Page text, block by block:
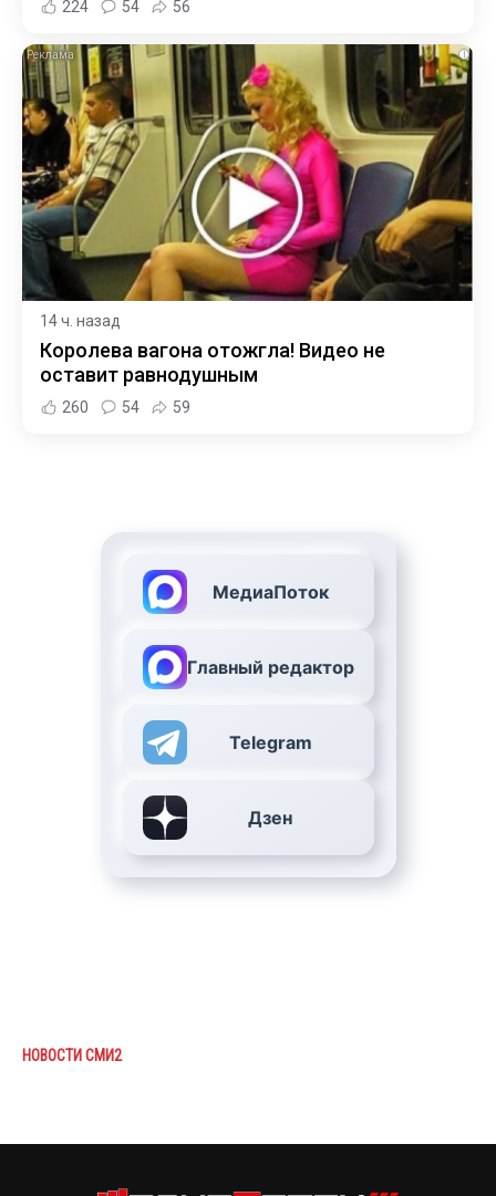
224 54 56
i
14 ч. назад
Королева вагона отожгла! Видео не
оставит равнодушным
260 54 59
МедиаПоток
Главный редактор
Telegram
Дзен
НОВОСТИ СМИ2